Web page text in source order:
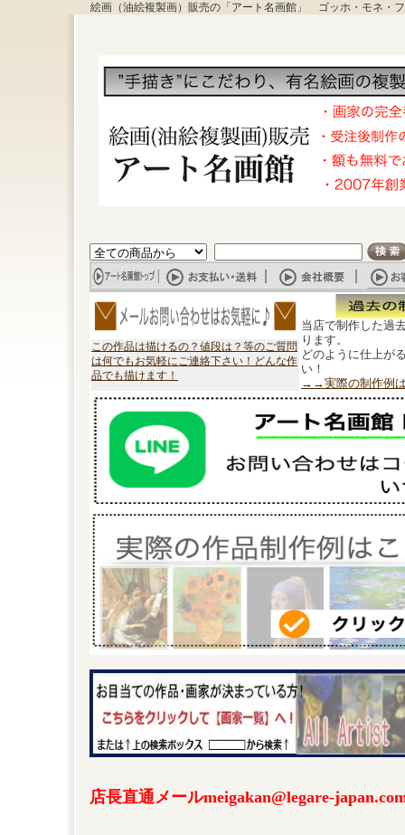
絵画（油絵複製画）販売の「アート名画館」 ゴッホ・モネ・
この作品は描けるの？値段は？等のご質問
は何でもお気軽にご連絡下さい！どんな作
品でも描けます！
当店で制作した過
ります。
どのように仕上が
い！
→→実際の制作例
店長直通メールmeigakan@legare-